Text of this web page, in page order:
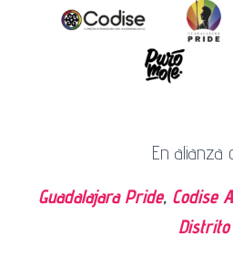
En alianza
Guadalajara Pride, Codise
Distrito